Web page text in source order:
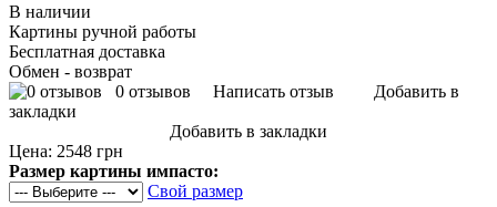
В наличии
Картины ручной работы
Бесплатная доставка
Обмен - возврат
0 отзывов
Написать отзыв
Добавить в
закладки
Добавить в закладки
Цена: 2548 грн
Размер картины импасто:
Свой размер